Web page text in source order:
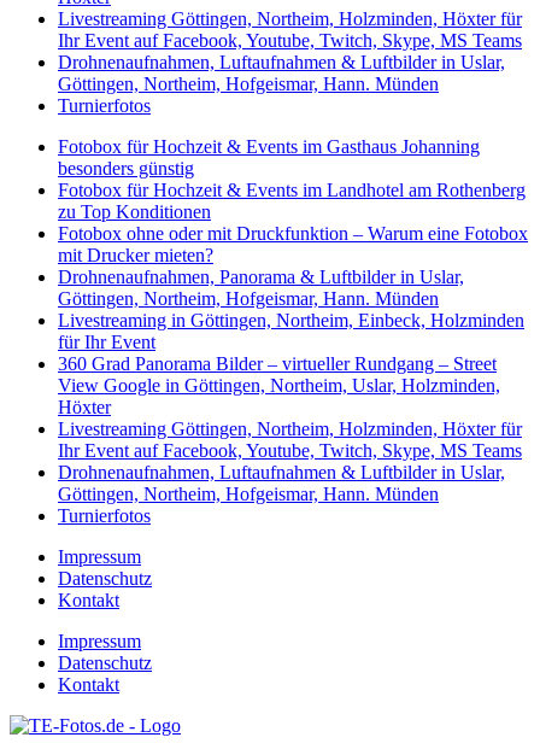
Livestreaming Göttingen, Northeim, Holzminden, Höxter für
Ihr Event auf Facebook, Youtube, Twitch, Skype, MS Teams
Drohnenaufnahmen, Luftaufnahmen & Luftbilder in Uslar,
Göttingen, Northeim, Hofgeismar, Hann. Münden
Turnierfotos
Fotobox für Hochzeit & Events im Gasthaus Johanning
besonders günstig
Fotobox für Hochzeit & Events im Landhotel am Rothenberg
zu Top Konditionen
Fotobox ohne oder mit Druckfunktion – Warum eine Fotobox
mit Drucker mieten?
Drohnenaufnahmen, Panorama & Luftbilder in Uslar,
Göttingen, Northeim, Hofgeismar, Hann. Münden
Livestreaming in Göttingen, Northeim, Einbeck, Holzminden
für Ihr Event
360 Grad Panorama Bilder – virtueller Rundgang – Street
View Google in Göttingen, Northeim, Uslar, Holzminden,
Höxter
Livestreaming Göttingen, Northeim, Holzminden, Höxter für
Ihr Event auf Facebook, Youtube, Twitch, Skype, MS Teams
Drohnenaufnahmen, Luftaufnahmen & Luftbilder in Uslar,
Göttingen, Northeim, Hofgeismar, Hann. Münden
Turnierfotos
Impressum
Datenschutz
Kontakt
Impressum
Datenschutz
Kontakt